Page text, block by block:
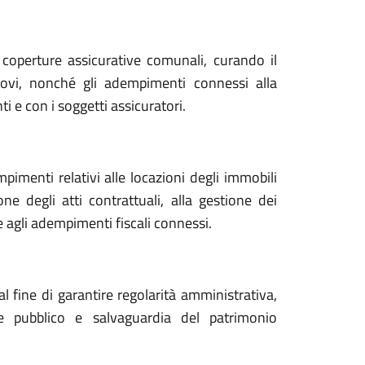
assicurative comunali, curando il
nonché gli adempimenti connessi alla
e con i soggetti assicuratori.
relativi alle locazioni degli immobili
degli atti contrattuali, alla gestione dei
adempimenti fiscali connessi.
fine di garantire regolarità amministrativa,
pubblico e salvaguardia del patrimonio